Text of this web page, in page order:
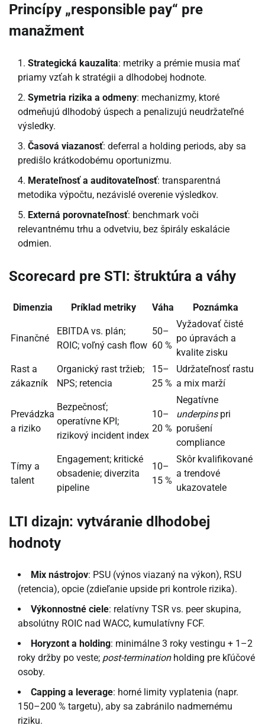
Princípy „responsible pay“ pre
manažment
Strategická kauzalita: metriky a prémie musia mať
priamy vzťah k stratégii a dlhodobej hodnote.
Symetria rizika a odmeny: mechanizmy, ktoré
odmeňujú dlhodobý úspech a penalizujú neudržateľné
výsledky.
Časová viazanosť: deferral a holding periods, aby sa
predišlo krátkodobému oportunizmu.
Merateľnosť a auditovateľnosť: transparentná
metodika výpočtu, nezávislé overenie výsledkov.
Externá porovnateľnosť: benchmark voči
relevantnému trhu a odvetviu, bez špirály eskalácie
odmien.
Scorecard pre STI: štruktúra a váhy
Dimenzia Príklad metriky Váha Poznámka
Finančné
EBITDA vs. plán;
ROIC; voľný cash flow
50–
60 %
Vyžadovať čisté
po úpravách a
kvalite zisku
Rast a
zákazník
Organický rast tržieb;
NPS; retencia
15–
25 %
Udržateľnosť rastu
a mix marží
Prevádzka
a riziko
Bezpečnosť;
operatívne KPI;
rizikový incident index
10–
20 %
Negatívne
underpinspri
porušení
compliance
Tímy a
talent
Engagement; kritické
obsadenie; diverzita
pipeline
10–
15 %
Skôr kvalifikované
a trendové
ukazovatele
LTI dizajn: vytváranie dlhodobej
hodnoty
Mix nástrojov: PSU (výnos viazaný na výkon), RSU
(retencia), opcie (zdieľanie upside pri kontrole rizika).
Výkonnostné ciele: relatívny TSR vs. peer skupina,
absolútny ROIC nad WACC, kumulatívny FCF.
Horyzont a holding: minimálne 3 roky vestingu + 1–2
roky držby po veste; post-terminationholding pre kľúčové
osoby.
Capping a leverage: horné limity vyplatenia (napr.
150–200 % targetu), aby sa zabránilo nadmernému
riziku.